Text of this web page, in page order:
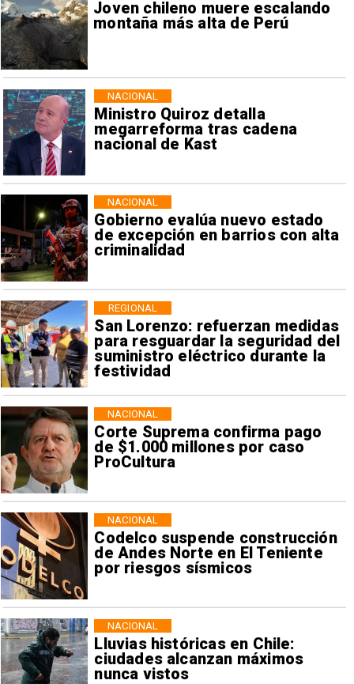
Joven chileno muere escalando
montaña más alta de Perú
Ministro Quiroz detalla
megarreforma tras cadena
nacional de Kast
NACIONAL
Gobierno evalúa nuevo estado
de excepción en barrios con alta
criminalidad
NACIONAL
San Lorenzo: refuerzan medidas
para resguardar la seguridad del
suministro eléctrico durante la
festividad
REGIONAL
Corte Suprema confirma pago
de $1.000 millones por caso
ProCultura
NACIONAL
Codelco suspende construcción
de Andes Norte en El Teniente
por riesgos sísmicos
NACIONAL
Lluvias históricas en Chile:
ciudades alcanzan máximos
nunca vistos
NACIONAL